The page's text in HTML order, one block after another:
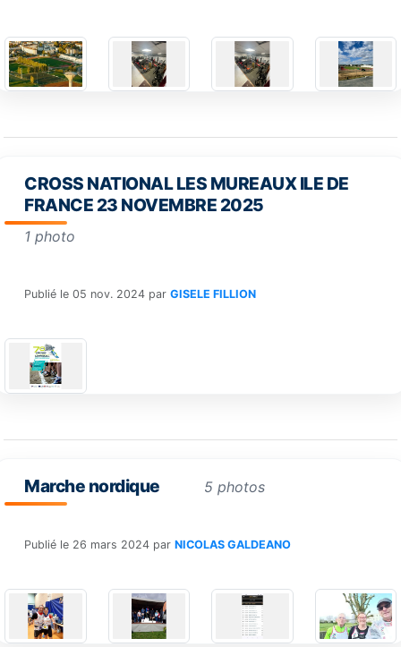
CROSS NATIONAL LES MUREAUX ILE DE
FRANCE 23 NOVEMBRE 2025
1 photo
Publié le 05 nov. 2024 par GISELE FILLION
Marche nordique 5 photos
Publié le 26 mars 2024 par NICOLAS GALDEANO